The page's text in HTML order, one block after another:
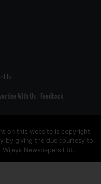
With Us Feedback
on this website is copyright
by giving the due courtesy to
Newspapers Ltd.